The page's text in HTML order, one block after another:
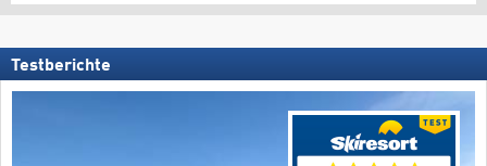
Testberichte